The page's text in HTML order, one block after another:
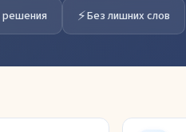
⚡Без лишних слов